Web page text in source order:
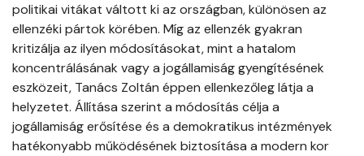
politikai vitákat váltott ki az országban, különösen az
ellenzéki pártok körében. Míg az ellenzék gyakran
kritizálja az ilyen módosításokat, mint a hatalom
koncentrálásának vagy a jogállamiság gyengítésének
eszközeit, Tanács Zoltán éppen ellenkezőleg látja a
helyzetet. Állítása szerint a módosítás célja a
jogállamiság erősítése és a demokratikus intézmények
hatékonyabb működésének biztosítása a modern kor